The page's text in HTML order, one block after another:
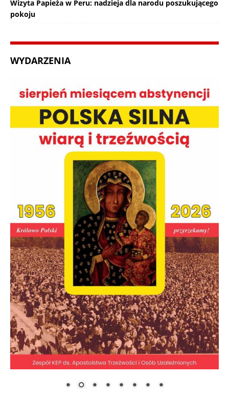
Wizyta Papieża w Peru: nadzieja dla narodu poszukującego
pokoju
WYDARZENIA